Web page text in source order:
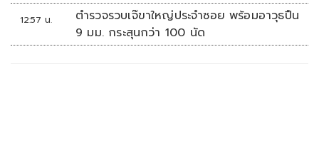
12:57 น.
ตำรวจรวบเจ๊ขาใหญ่ประจำซอย พร้อมอาวุธปืน
9 มม. กระสุนกว่า 100 นัด